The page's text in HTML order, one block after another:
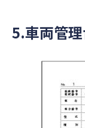
5.車両管